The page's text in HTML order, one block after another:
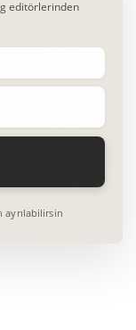
editörlerinden
ayrılabilirsin